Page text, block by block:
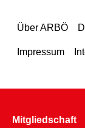
Über ARBÖ
Impressum
Mitgliedschaft